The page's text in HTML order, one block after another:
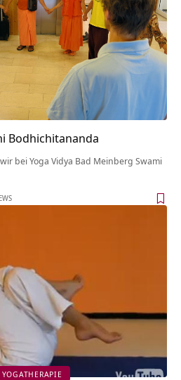
Bodhichitananda
bei Yoga Vidya Bad Meinberg Swami
YOGATHERAPIE